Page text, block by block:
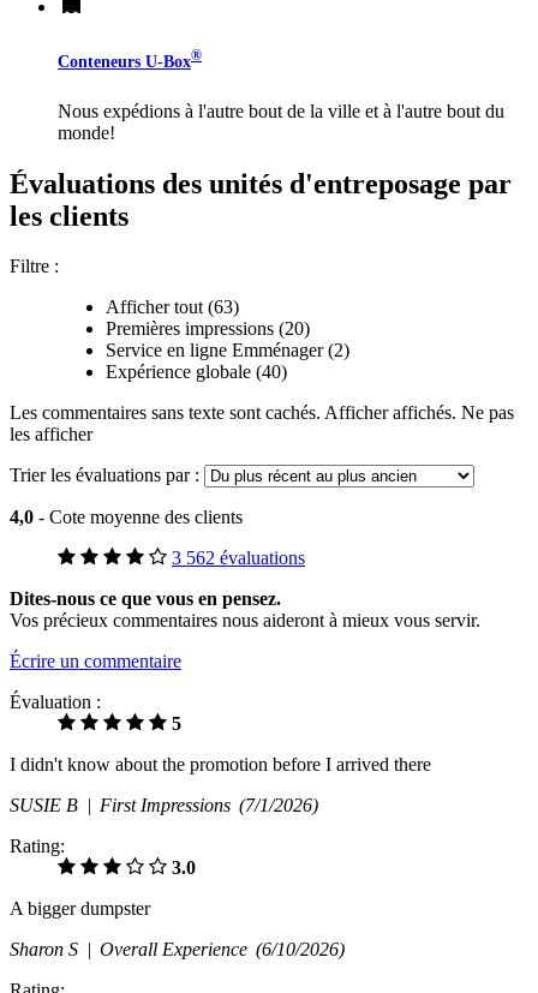
Conteneurs U-Box®
Nous expédions à l'autre bout de la ville et à l'autre bout du
monde!
Évaluations des unités d'entreposage par
les clients
Filtre :
Afficher tout (63)
Premières impressions (20)
Service en ligne Emménager (2)
Expérience globale (40)
Les commentaires sans texte sontcachés. Afficher affichés. Ne pas
les afficher
Trier les évaluations par :
4,0 - Cote moyenne des clients
3 562 évaluations
Dites-nous ce que vous en pensez.
Vos précieux commentaires nous aideront à mieux vous servir.
Écrire un commentaire
Évaluation :
5
I didn't know about the promotion before I arrived there
SUSIE B | First Impressions (7/1/2026)
Rating:
3.0
A bigger dumpster
Sharon S | Overall Experience (6/10/2026)